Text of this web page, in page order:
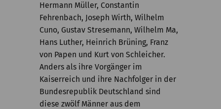
Publikationen
Hermann Müller, Constantin
Fehrenbach, Joseph Wirth, Wilhelm
Cuno, Gustav Stresemann, Wilhelm Ma,
Hans Luther, Heinrich Brüning, Franz
von Papen und Kurt von Schleicher.
Anders als ihre Vorgänger im
Kaiserreich und ihre Nachfolger in der
Bundesrepublik Deutschland sind
diese zwölf Männer aus dem